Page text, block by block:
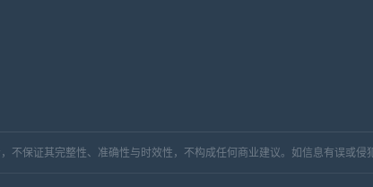
保证其完整性、准确性与时效性，不构成任何商业建议。如信息有误或侵